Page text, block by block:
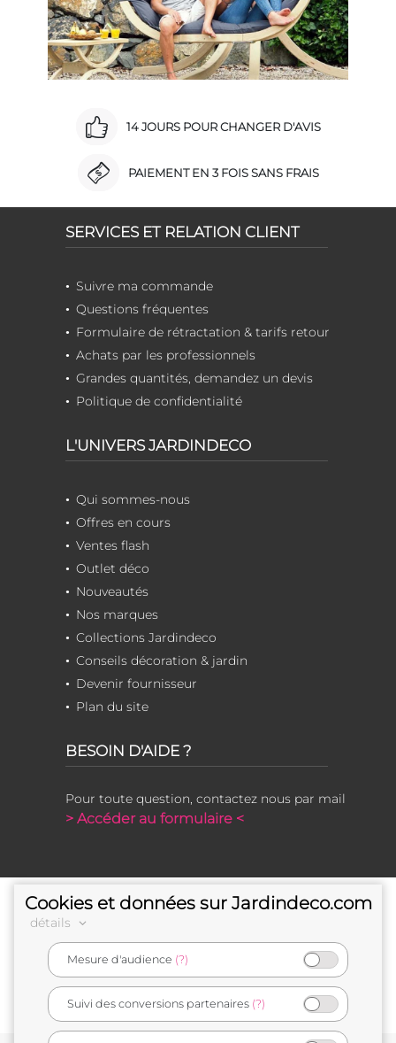
14 JOURS POUR CHANGER D'AVIS
PAIEMENT EN 3 FOIS SANS FRAIS
SERVICES ET RELATION CLIENT
Suivre ma commande
Questions fréquentes
Formulaire de rétractation & tarifs retour
Achats par les professionnels
Grandes quantités, demandez un devis
Politique de confidentialité
L'UNIVERS JARDINDECO
Qui sommes-nous
Offres en cours
Ventes flash
Outlet déco
Nouveautés
Nos marques
Collections Jardindeco
Conseils décoration & jardin
Devenir fournisseur
Plan du site
BESOIN D'AIDE ?
Pour toute question, contactez nous par mail
> Accéder au formulaire <
e-commerçant français
Cookies et données sur Jardindeco.com
détails
Mesure d'audience (?)
Suivi des conversions partenaires (?)